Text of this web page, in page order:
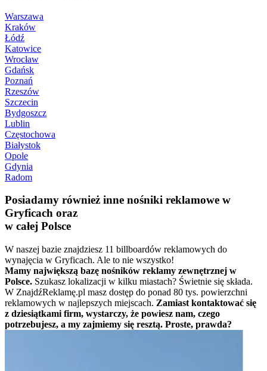
Warszawa
Kraków
Łódź
Katowice
Wrocław
Gdańsk
Poznań
Rzeszów
Szczecin
Bydgoszcz
Lublin
Częstochowa
Białystok
Opole
Gdynia
Radom
Posiadamy również inne nośniki reklamowe w
Gryficach oraz
w całej Polsce
W naszej bazie znajdziesz 11 billboardów reklamowych do
wynajęcia w Gryficach. Ale to nie wszystko!
Mamy największą bazę nośników reklamy zewnętrznej w
Polsce. Szukasz lokalizacji w kilku miastach? Świetnie się składa.
W ZnajdźReklamę.pl masz dostęp do ponad 80 tys. powierzchni
reklamowych w najlepszych miejscach. Zamiast kontaktować się
z dziesiątkami firm, wystarczy, że powiesz nam, czego
potrzebujesz, a my zajmiemy się resztą. Proste, prawda?